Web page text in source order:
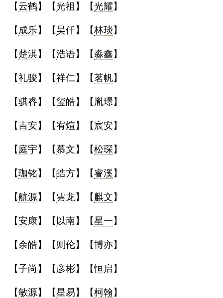
生
肖
起
名
蛇年起名
龙年起名
兔年起名
取
名
字
典
【云鹤】【光祖 】【光耀】
【 成乐】【昊仟】【林琰】
【楚淇】【浩语】【淼鑫】
【礼骏】【祥仁】【茗帆】
【骐睿】【玺皓】【 胤璟】
【吉安】【宥煊】【宸安】
【 庭宇】【慕文】【松琛】
【珈铭】【皓方】【睿溪】
【航源】【雲龙】【麒文】
【安康】【 以南】【星一】
【余皓】【 则伦】【博亦】
【子尚 】【 彦彬】【恒启】
【敏源】【星易】【柯翰】